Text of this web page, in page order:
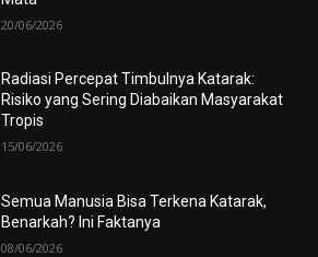
20/06/2026
Radiasi Percepat Timbulnya Katarak:
Risiko yang Sering Diabaikan Masyarakat
Tropis
15/06/2026
Semua Manusia Bisa Terkena Katarak,
Benarkah? Ini Faktanya
08/06/2026